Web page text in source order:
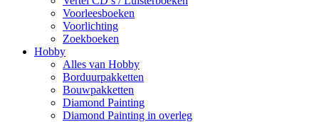
Voorleesboeken
Voorlichting
Zoekboeken
Hobby
Alles van Hobby
Borduurpakketten
Bouwpakketten
Diamond Painting
Diamond Painting in overleg